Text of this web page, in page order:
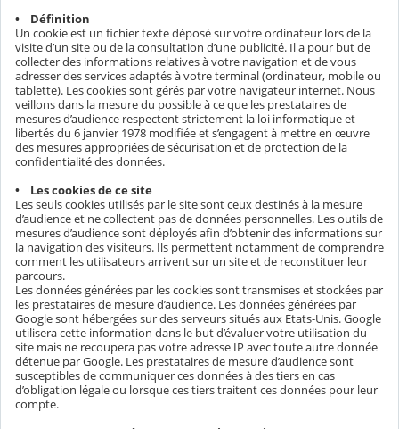
• Définition
Un cookie est un fichier texte déposé sur votre ordinateur lors de la
visite d’un site ou de la consultation d’une publicité. Il a pour but de
collecter des informations relatives à votre navigation et de vous
adresser des services adaptés à votre terminal (ordinateur, mobile ou
tablette). Les cookies sont gérés par votre navigateur internet. Nous
veillons dans la mesure du possible à ce que les prestataires de
mesures d’audience respectent strictement la loi informatique et
libertés du 6 janvier 1978 modifiée et s’engagent à mettre en œuvre
des mesures appropriées de sécurisation et de protection de la
confidentialité des données.
• Les cookies de ce site
Les seuls cookies utilisés par le site sont ceux destinés à la mesure
d’audience et ne collectent pas de données personnelles. Les outils de
mesures d’audience sont déployés afin d’obtenir des informations sur
la navigation des visiteurs. Ils permettent notamment de comprendre
comment les utilisateurs arrivent sur un site et de reconstituer leur
parcours.
Les données générées par les cookies sont transmises et stockées par
les prestataires de mesure d’audience. Les données générées par
Google sont hébergées sur des serveurs situés aux Etats-Unis. Google
utilisera cette information dans le but d’évaluer votre utilisation du
site mais ne recoupera pas votre adresse IP avec toute autre donnée
détenue par Google. Les prestataires de mesure d’audience sont
susceptibles de communiquer ces données à des tiers en cas
d’obligation légale ou lorsque ces tiers traitent ces données pour leur
compte.